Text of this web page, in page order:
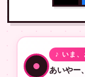
♪ いま、
あいやー